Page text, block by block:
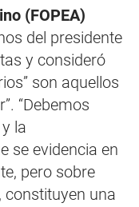
(FOPEA)
del presidente
y consideró
son aquellos
“Debemos
la
se evidencia en
pero sobre
constituyen una